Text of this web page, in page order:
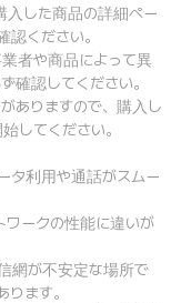
入した商品の詳細ペー
ください。
者や商品によって異
確認してください。
ありますので、購入し
してください。
タ利用や通話がスムー
ワークの性能に違いが
網が不安定な場所で
ます。